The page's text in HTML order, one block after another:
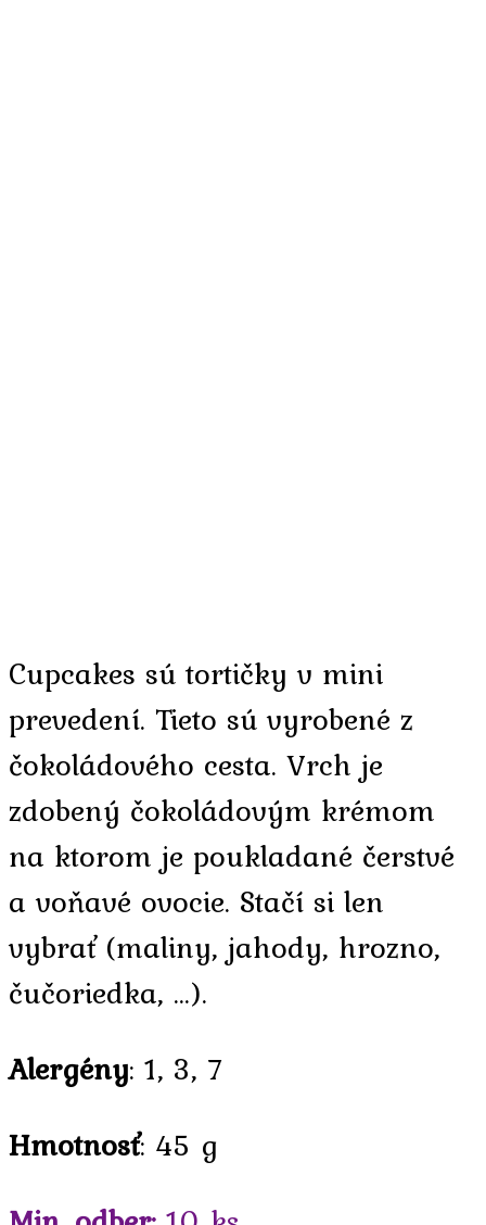
Cupcakes sú tortičky v mini
prevedení. Tieto sú vyrobené z
čokoládového cesta. Vrch je
zdobený čokoládovým krémom
na ktorom je poukladané čerstvé
a voňavé ovocie. Stačí si len
vybrať (maliny, jahody, hrozno,
čučoriedka, …).
Alergény: 1, 3, 7
Hmotnosť: 45 g